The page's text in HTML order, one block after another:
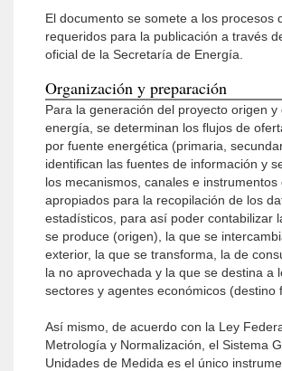
El documento se somete a los procesos
requeridos para la publicación a través
oficial de la Secretaría de Energía.
Organización y preparación
Para la generación del proyecto origen y
energía, se determinan los flujos de
por fuente energética (primaria,
identifican las fuentes de información y
los mecanismos, canales e instrumentos
apropiados para la recopilación de los
estadísticos, para así poder contabilizar
se produce (origen), la que se
exterior, la que se transforma, la de
la no aprovechada y la que se destina a
sectores y agentes económicos (destino
Así mismo, de acuerdo con la Ley
Metrología y Normalización, el Sistema
Unidades de Medida es el único